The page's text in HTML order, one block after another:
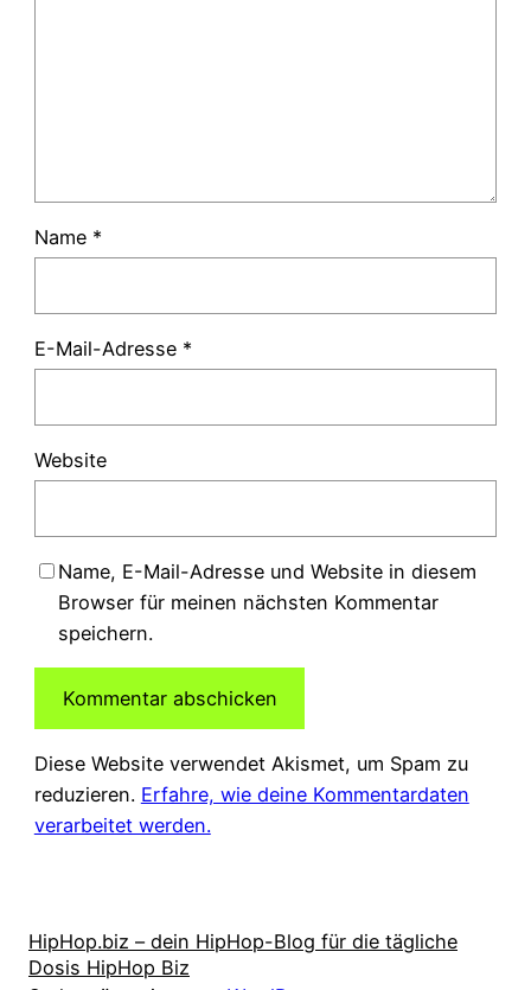
Name *
E-Mail-Adresse *
Website
Name, E-Mail-Adresse und Website in diesem
Browser für meinen nächsten Kommentar
speichern.
Diese Website verwendet Akismet, um Spam zu
reduzieren. Erfahre, wie deine Kommentardaten
verarbeitet werden.
HipHop.biz – dein HipHop-Blog für die tägliche
Dosis HipHop Biz